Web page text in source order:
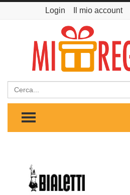
Login Il mio account
Cerca
TOGGLE MENU